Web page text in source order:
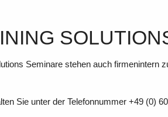
Seminare stehen auch firmenintern
Sie unter der Telefonnummer +49 (0)